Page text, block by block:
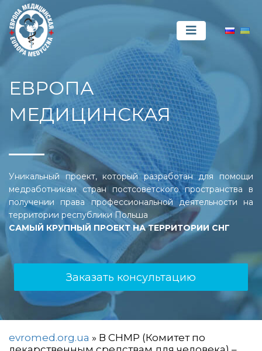
ЕВРОПА
МЕДИЦИНСКАЯ
Уникальный проект, который разработан для помощи
медработникам стран постсоветского пространства в
получении права профессиональной деятельности на
территории республики Польша
САМЫЙ КРУПНЫЙ ПРОЕКТ НА ТЕРРИТОРИИ СНГ
Заказать консультацию
evromed.org.ua » В CHMP (Комитет по